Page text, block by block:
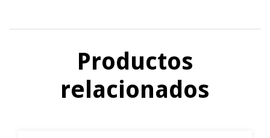
Productos
relacionados